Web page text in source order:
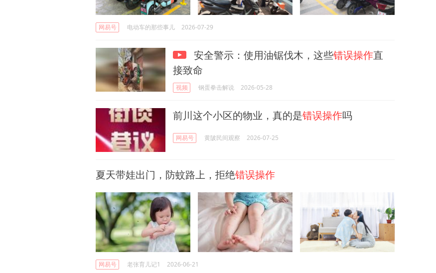
网易号 电动车的那些事儿 2026-07-29
安全警示：使用油锯伐木，这些错误操作直
接致命
视频 钢蛋拳击解说 2026-05-28
前川这个小区的物业，真的是错误操作吗
网易号 黄陂民间观察 2026-07-25
夏天带娃出门，防蚊路上，拒绝错误操作
网易号 老张育儿记1 2026-06-21